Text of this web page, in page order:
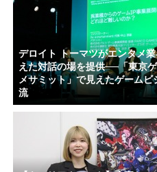
デロイト トーマツがエンタメ
えた対話の場を提供──「東京
メサミット」で見えたゲームビ
流